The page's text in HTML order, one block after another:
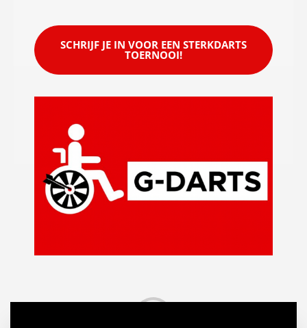
SCHRIJF JE IN VOOR EEN STERKDARTS
TOERNOOI!